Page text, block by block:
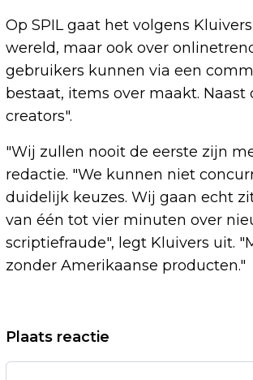
Op SPIL gaat het volgens
wereld, maar ook over
gebruikers kunnen via een
bestaat, items over maakt.
creators".
"Wij zullen nooit de eerste zijn
redactie. "We kunnen niet
duidelijk keuzes. Wij gaan echt
van één tot vier minuten over
scriptiefraude", legt Kluivers uit.
zonder Amerikaanse producten."
Vorig artikel
ONDERZOEK: JONGEREN
Plaats reactie